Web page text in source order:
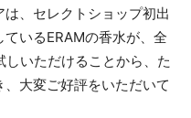
、セレクトショップ初出
いるERAMの香水が、全
いただけることから、た
大変ご好評をいただいて